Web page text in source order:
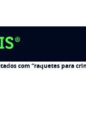
com “raquetes para